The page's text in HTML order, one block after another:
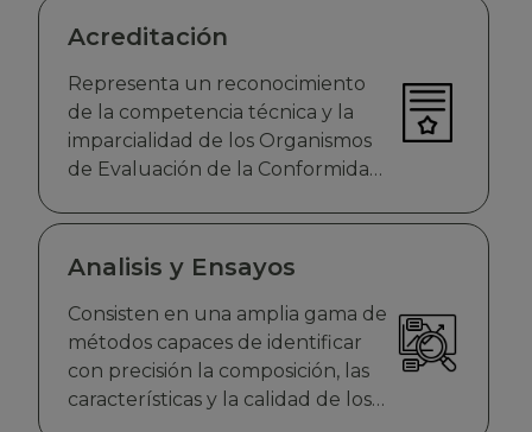
Acreditación
Representa un reconocimiento
de la competencia técnica y la
imparcialidad de los Organismos
de Evaluación de la Conformidad
Analisis y Ensayos
Consisten en una amplia gama de
métodos capaces de identificar
con precisión la composición, las
características y la calidad de los